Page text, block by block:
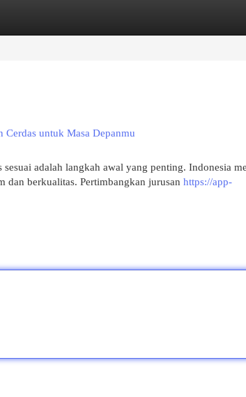
Cerdas untuk Masa Depanmu
adalah langkah awal yang penting. Indonesia
dan berkualitas. Pertimbangkan jurusan https://app-